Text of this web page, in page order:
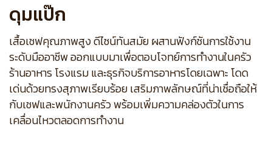
ดุมแป๊ก
เสื้อเชฟคุณภาพสูง ดีไซน์ทันสมัย ผสานฟังก์ชันการใช้งาน
ระดับมืออาชีพ ออกแบบมาเพื่อตอบโจทย์การทำงานในครัว
ร้านอาหาร โรงแรม และธุรกิจบริการอาหารโดยเฉพาะ โดด
เด่นด้วยทรงสุภาพเรียบร้อย เสริมภาพลักษณ์ที่น่าเชื่อถือให้
กับเชฟและพนักงานครัว พร้อมเพิ่มความคล่องตัวในการ
เคลื่อนไหวตลอดการทำงาน